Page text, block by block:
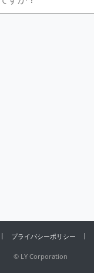
プライバシーポリシー
© LY Corporation